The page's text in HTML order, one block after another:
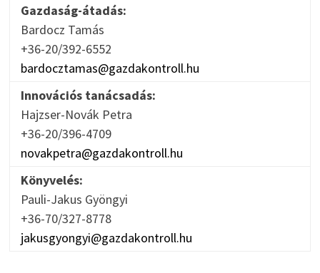
Gazdaság-átadás:
Bardocz Tamás
+36-20/392-6552
bardocztamas@gazdakontroll.hu
Innovációs tanácsadás:
Hajzser-Novák Petra
+36-20/396-4709
novakpetra@gazdakontroll.hu
Könyvelés:
Pauli-Jakus Gyöngyi
+36-70/327-8778
jakusgyongyi@gazdakontroll.hu